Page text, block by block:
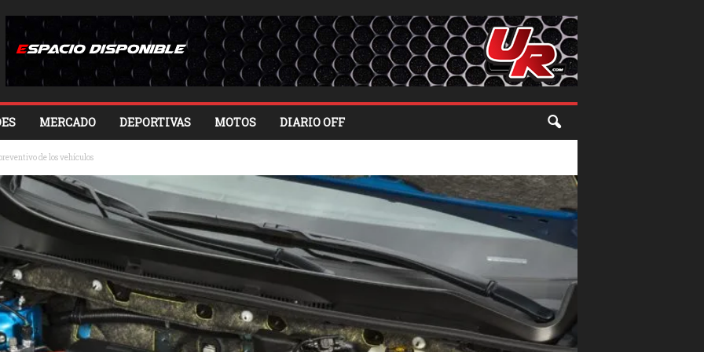
MERCADO DEPORTIVAS MOTOS DIARIO OFF
de los vehículos